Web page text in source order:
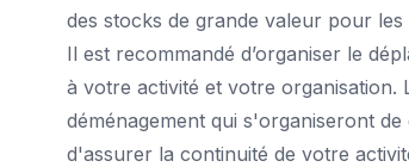
des stocks de grande valeur pour
Il est recommandé d’organiser le
à votre activité et votre organisation.
déménagement qui s'organiseront
d'assurer la continuité de votre